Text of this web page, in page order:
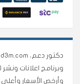
وبرنامج اعلانات
وأرخص الأسعار وأعلى